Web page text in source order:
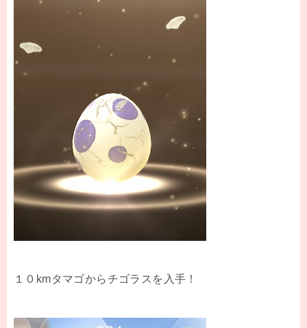
１０kmタマゴからチゴラスを入手！